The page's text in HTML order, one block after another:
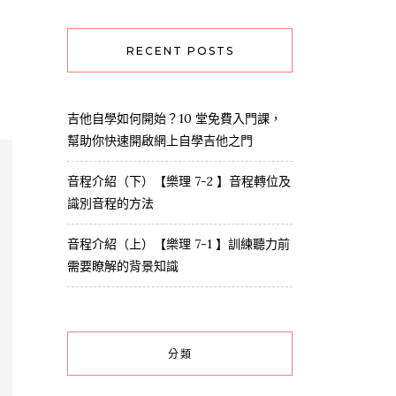
RECENT POSTS
吉他自學如何開始？10 堂免費入門課，
幫助你快速開啟網上自學吉他之門
音程介紹（下）【樂理 7-2 】音程轉位及
識別音程的方法
音程介紹（上）【樂理 7-1 】訓練聽力前
需要瞭解的背景知識
分類